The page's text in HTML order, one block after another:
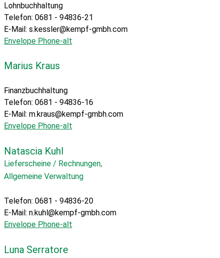
Lohnbuchhaltung
Telefon: 0681 - 94836-21
E-Mail: s.kessler@kempf-gmbh.com
Envelope Phone-alt
Marius Kraus
Finanzbuchhaltung
Telefon: 0681 - 94836-16
E-Mail: m.kraus@kempf-gmbh.com
Envelope Phone-alt
Natascia Kuhl
Lieferscheine / Rechnungen,
Allgemeine Verwaltung
Telefon: 0681 - 94836-20
E-Mail: n.kuhl@kempf-gmbh.com
Envelope Phone-alt
Luna Serratore